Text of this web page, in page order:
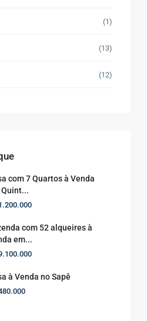
(1)
(13)
(12)
com 7 Quartos à Venda
com 52 alqueires à
em...
à Venda no Sapê